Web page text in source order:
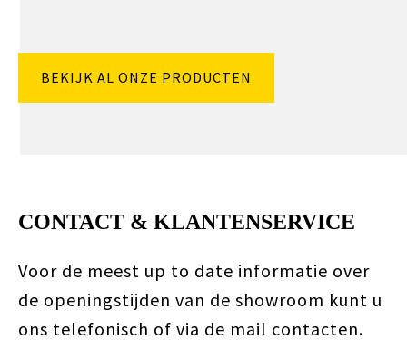
BEKIJK AL ONZE PRODUCTEN
CONTACT & KLANTENSERVICE
Voor de meest up to date informatie over
de openingstijden van de showroom kunt u
ons telefonisch of via de mail contacten.